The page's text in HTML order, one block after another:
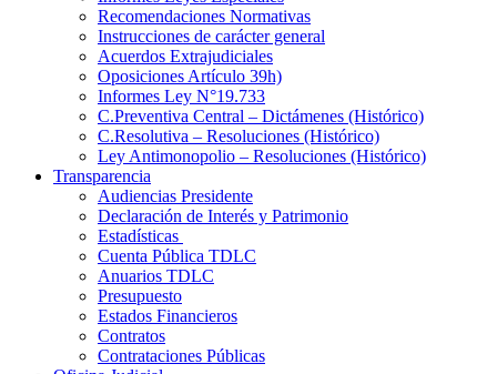
Recomendaciones Normativas
Instrucciones de carácter general
Acuerdos Extrajudiciales
Oposiciones Artículo 39h)
Informes Ley N°19.733
C.Preventiva Central – Dictámenes (Histórico)
C.Resolutiva – Resoluciones (Histórico)
Ley Antimonopolio – Resoluciones (Histórico)
Transparencia
Audiencias Presidente
Declaración de Interés y Patrimonio
Estadísticas
Cuenta Pública TDLC
Anuarios TDLC
Presupuesto
Estados Financieros
Contratos
Contrataciones Públicas